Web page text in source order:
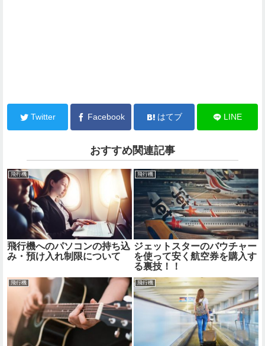
Twitter Facebook はてブ LINE
おすすめ関連記事
飛行機
飛行機へのパソコンの持ち込
み・預け入れ制限について
飛行機
ジェットスターのバウチャー
を使って安く航空券を購入す
る裏技！！
飛行機 飛行機